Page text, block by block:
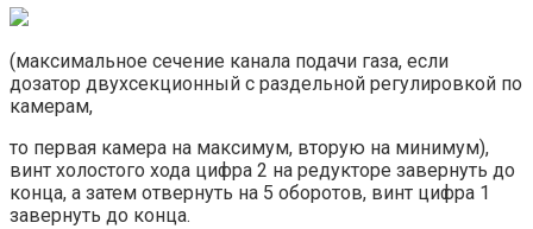
(максимальное сечение канала подачи газа, если
дозатор двухсекционный с раздельной регулировкой по
камерам,
то первая камера на максимум, вторую на минимум),
винт холостого хода цифра 2 на редукторе завернуть до
конца, а затем отвернуть на 5 оборотов, винт цифра 1
завернуть до конца.